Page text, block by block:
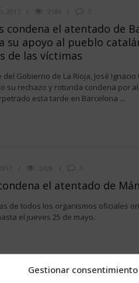
Gestionar consentimiento
2017 2186
condena el atentado de
su apoyo al pueblo
de las víctimas
del Gobierno de La Rioja, José Ignacio
su rechazo y rotunda condena por
esta tarde en Barcelona ...
2428
el atentado de
de todos los organismos oficiales
el jueves 25 de mayo.